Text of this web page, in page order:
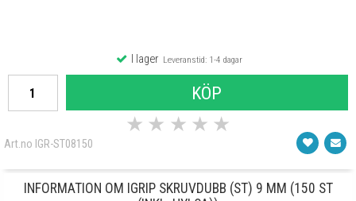
I lagerLeveranstid: 1-4 dagar
KÖP
★ ★ ★ ★ ★
Art.no IGR-ST08150
INFORMATION OM IGRIP SKRUVDUBB (ST) 9 MM (150 ST